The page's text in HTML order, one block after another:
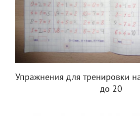
Упражнения для тренировки
до 20